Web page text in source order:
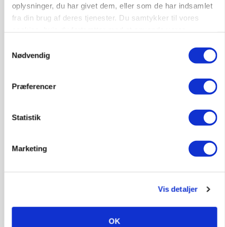
oplysninger, du har givet dem, eller som de har indsamlet
fra din brug af deres tjenester. Du samtykker til vores
Nødvendig
Præferencer
Statistik
Marketing
Vis detaljer
OK
Snart kan man søge tilskud til naturprojekter